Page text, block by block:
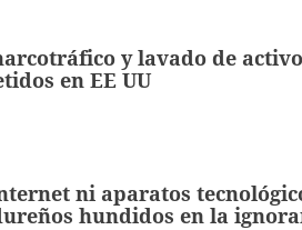
y lavado de
en EE UU
ni aparatos
hundidos en la